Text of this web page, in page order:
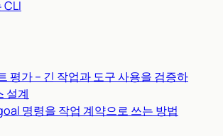
CLI
평가 – 긴 작업과 도구 사용을 검증하
설계
명령을 작업 계약으로 쓰는 방법